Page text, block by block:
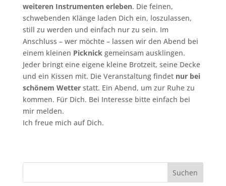
weiteren Instrumenten erleben. Die feinen,
schwebenden Klänge laden Dich ein, loszulassen,
still zu werden und einfach nur zu sein. Im
Anschluss – wer möchte – lassen wir den Abend bei
einem kleinen Picknickgemeinsam ausklingen.
Jeder bringt eine eigene kleine Brotzeit, seine Decke
und ein Kissen mit. Die Veranstaltung findet nur bei
schönem Wetterstatt. Ein Abend, um zur Ruhe zu
kommen. Für Dich. Bei Interesse bitte einfach bei
mir melden.
Ich freue mich auf Dich.
Suchen